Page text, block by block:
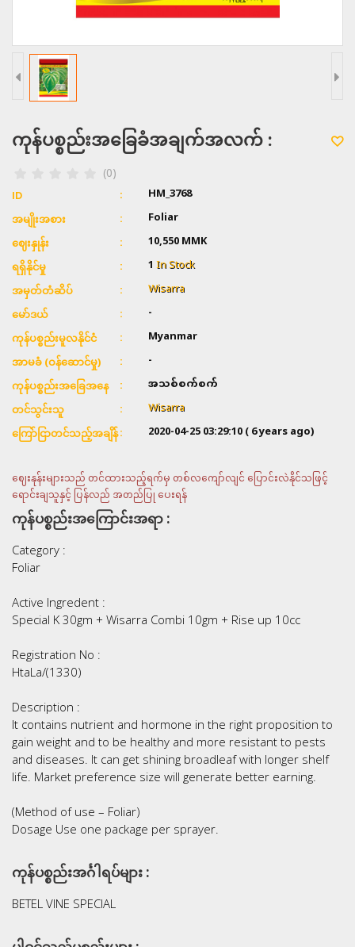
ကုန်ပစ္စည်းအခြေခံအချက်အလက် :
(0)
ID HM_3768
အမျိုးအစား Foliar
ဈေးနှုန်း 10,550 MMK
ရရှိနိုင်မှု 1In Stock
အမှတ်တံဆိပ် Wisarra
မော်ဒယ် -
ကုန်ပစ္စည်းမူလနိုင်ငံ Myanmar
အာမခံ (ဝန်ဆောင်မှု) -
ကုန်ပစ္စည်းအခြေအနေ အသစ်စက်စက်
တင်သွင်းသူ Wisarra
ကြော်ငြာတင်သည့်အချိန် 2020-04-25 03:29:10( 6 years ago)
ဈေးနုန်းများသည် တင်ထားသည့်ရက်မှ တစ်လကျော်လျင် ပြောင်းလဲနိုင်သဖြင့်
ရောင်းချသူနှင့် ပြန်လည် အတည်ပြု ပေးရန်
ကုန်ပစ္စည်းအကြောင်းအရာ :
Category :
Foliar
Active Ingredent :
Special K 30gm + Wisarra Combi 10gm + Rise up 10cc
Registration No :
HtaLa/(1330)
Description :
It contains nutrient and hormone in the right proposition to
gain weight and to be healthy and more resistant to pests
and diseases. It can get shining broadleaf with longer shelf
life. Market preference size will generate better earning.
(Method of use – Foliar)
Dosage Use one package per sprayer.
ကုန်ပစ္စည်းအင်္ဂါရပ်များ :
BETEL VINE SPECIAL